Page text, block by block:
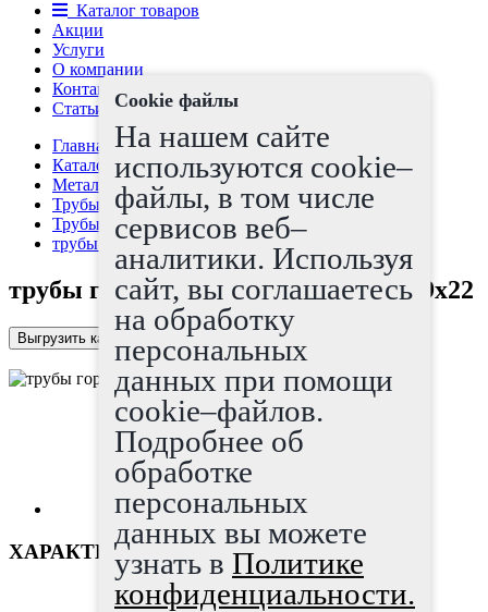
Каталог товаров
Акции
Услуги
О компании
Контакты
Статьи
Главная страница
Каталог
Металлопрокат
Трубы
Трубы г/д
трубы горячедеформированные 299x22
трубы горячедеформированные 299x22
Выгрузить каталог в Excel
ХАРАКТЕРИСТИКИ
Cookie файлы
На нашем сайте
используются cookie–
файлы, в том числе
сервисов веб–
аналитики. Используя
сайт, вы соглашаетесь
на обработку
персональных
данных при помощи
cookie–файлов.
Подробнее об
обработке
персональных
данных вы можете
узнать в Политике
конфиденциальности.